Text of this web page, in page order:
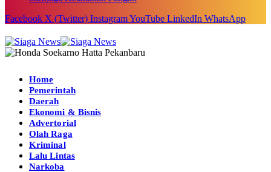
Facebook X (Twitter) InstagramYouTube LinkedIn WhatsApp
Home
Pemerintah
Daerah
Ekonomi & Bisnis
Advertorial
Olah Raga
Kriminal
Lalu Lintas
Narkoba